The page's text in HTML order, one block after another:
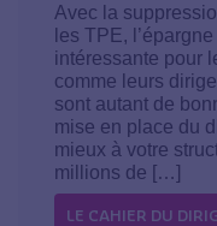
Avec la
les TPE,
intéressante pour
comme leurs
sont autant de
mise en place du
mieux à votre
millions de […]
LE CAHIER DU